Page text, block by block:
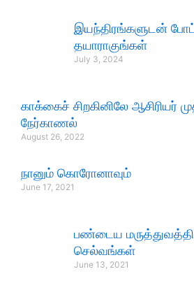
இயந்திரங்களுடன்
தயாராகுங்கள்
July 3, 2024
காக்கைச் சிறகினிலே ஆசிரியர்
நேர்காணல்
August 26, 2022
நானும் கொரோனாவும்
June 17, 2021
பண்டைய
செல்வங்கள்
June 13, 2021